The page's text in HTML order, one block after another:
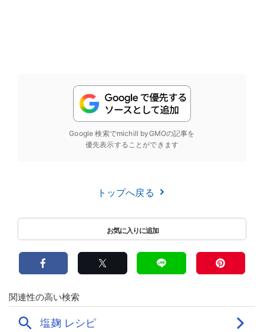
Google 検索でmichill byGMOの記事を
優先表示することができます
トップへ戻る